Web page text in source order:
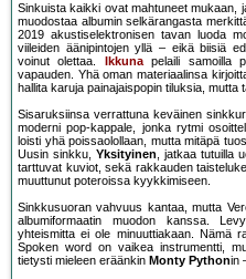
Sinkuista kaikki ovat mahtuneet mukaan,
muodostaa albumin selkärangasta
2019 akustiselektronisen tavan luoda
viileiden äänipintojen yllä – eikä biisiä
voinut olettaa.
Ikkunapelaili samoilla
vapauden. Yhä oman materiaalinsa
hallita karuja painajaispopin tiluksia,
Sisaruksiinsa verrattuna keväinen
moderni pop-kappale, jonka rytmi
loisti yhä poissaolollaan, mutta mitäpä
Uusin sinkku, Yksityinen, jatkaa tutuilla
tarttuvat kuviot, sekä rakkauden
muuttunut poteroissa kyykkimiseen.
Sinkkusuoran vahvuus kantaa, mutta
albumiformaatin muodon kanssa.
yhteismitta ei ole minuuttiakaan. Nämä
Spoken word on vaikea instrumentti,
tietysti mieleen eräänkin Monty Pythonin